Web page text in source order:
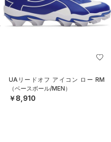
UAリードオフ アイコン ロー RM
（ベースボール/MEN）
￥8,910